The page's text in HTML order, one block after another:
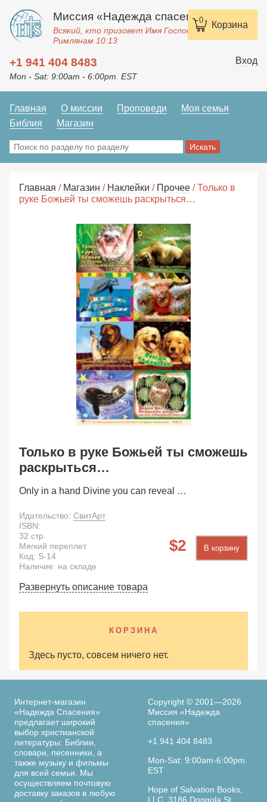
0 Корзина
Миссия «Надежда спасения»
Всякий, кто призовет Имя Господне, спасется.
Римлянам 10:13
+1 941 404 8483
Mon - Sat: 9:00am - 6:00pm. EST
Вход
Главная О миссии Проповеди
Моя семья
Библия
Магазин
Главная / Магазин / Наклейки / Прочее / Только в
руке Божьей ты сможешь раскрыться…
Только в руке Божьей ты сможешь
раскрыться…
Only in a hand Divine you can reveal …
Идательство: СвитАрт
2 В корзину
ISBN:
32 стр.
Мягкий переплет
Код: S-14
Наличие: на складе
Развернуть описание товара
КОРЗИНА
Здесь пусто, совсем ничего нет.
Интернет-магазин
«Надежда Спасения»
предлагает широкий
выбор христианской
литературы: Библии,
словари, песенники, а
также музыку и фильмы
для всей семьи. Мы
осуществляем почтовую
доставку заказов в любую
Copyright © 2001—2026
Миссия «Надежда
спасения»
+1 941 404 8483
Mon-Sat: 9:00am-6:00pm.
EST
Hope of Salvation Books,
LLC. 3186 Dongola St.